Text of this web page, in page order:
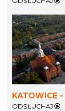
Koncert
Gliwice
25.27 km
KATOWICE
ODSŁUCHAJ